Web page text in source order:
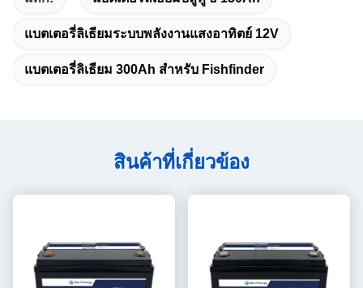
แบตเตอรี่ลิเธียมระบบพลังงานแสงอาทิตย์ 12V
แบตเตอรี่ลิเธียม 300Ah สำหรับ Fishfinder
สินค้าที่เกี่ยวข้อง